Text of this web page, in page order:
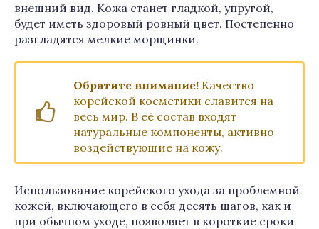
внешний вид. Кожа станет гладкой, упругой,
будет иметь здоровый ровный цвет. Постепенно
разгладятся мелкие морщинки.
Обратите внимание! Качество
корейской косметики славится на
весь мир. В её состав входят
натуральные компоненты, активно
воздействующие на кожу.
Использование корейского ухода за проблемной
кожей, включающего в себя десять шагов, как и
при обычном уходе, позволяет в короткие сроки